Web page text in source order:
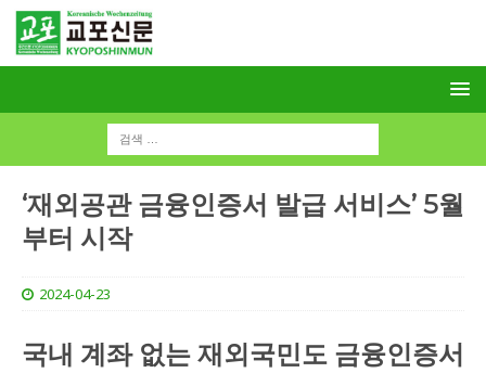
‘재외공관 금융인증서 발급 서비스’ 5월
부터 시작
2024-04-23
국내 계좌 없는 재외국민도 금융인증서